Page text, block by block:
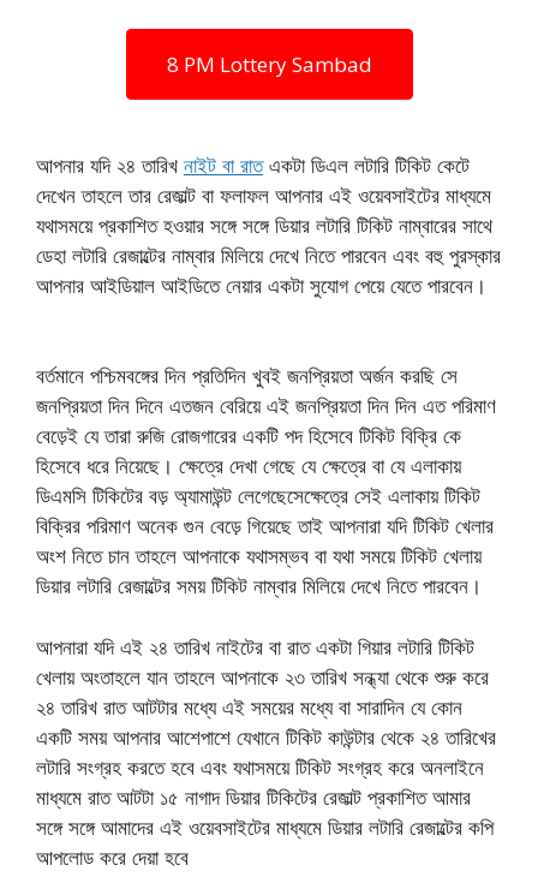
8 PM Lottery Sambad
আপনার যদি ২৪ তারিখ নাইট বা রাতএকটা ডিএল লটারি টিকিট কেটে
দেখেন তাহলে তার রেজাল্ট বা ফলাফল আপনার এই ওয়েবসাইটের মাধ্যমে
যথাসময়ে প্রকাশিত হওয়ার সঙ্গে সঙ্গে ডিয়ার লটারি টিকিট নাম্বারের সাথে
ডেহা লটারি রেজাল্টের নাম্বার মিলিয়ে দেখে নিতে পারবেন এবং বহু পুরস্কার
আপনার আইডিয়াল আইডিতে নেয়ার একটা সুযোগ পেয়ে যেতে পারবেন।
বর্তমানে পশ্চিমবঙ্গের দিন প্রতিদিন খুবই জনপ্রিয়তা অর্জন করছি সে
জনপ্রিয়তা দিন দিনে এতজন বেরিয়ে এই জনপ্রিয়তা দিন দিন এত পরিমাণ
বেড়েই যে তারা রুজি রোজগারের একটি পদ হিসেবে টিকিট বিক্রি কে
হিসেবে ধরে নিয়েছে। ক্ষেত্রে দেখা গেছে যে ক্ষেত্রে বা যে এলাকায়
ডিএমসি টিকিটের বড় অ্যামাউন্ট লেগেছেসেক্ষেত্রে সেই এলাকায় টিকিট
বিক্রির পরিমাণ অনেক গুন বেড়ে গিয়েছে তাই আপনারা যদি টিকিট খেলার
অংশ নিতে চান তাহলে আপনাকে যথাসম্ভব বা যথা সময়ে টিকিট খেলায়
ডিয়ার লটারি রেজাল্টের সময় টিকিট নাম্বার মিলিয়ে দেখে নিতে পারবেন।
আপনারা যদি এই ২৪ তারিখ নাইটের বা রাত একটা গিয়ার লটারি টিকিট
খেলায় অংতাহলে যান তাহলে আপনাকে ২৩ তারিখ সন্ধ্যা থেকে শুরু করে
২৪ তারিখ রাত আটটার মধ্যে এই সময়ের মধ্যে বা সারাদিন যে কোন
একটি সময় আপনার আশেপাশে যেখানে টিকিট কাউন্টার থেকে ২৪ তারিখের
লটারি সংগ্রহ করতে হবে এবং যথাসময়ে টিকিট সংগ্রহ করে অনলাইনে
মাধ্যমে রাত আটটা ১৫ নাগাদ ডিয়ার টিকিটের রেজাল্ট প্রকাশিত আমার
সঙ্গে সঙ্গে আমাদের এই ওয়েবসাইটের মাধ্যমে ডিয়ার লটারি রেজাল্টের কপি
আপলোড করে দেয়া হবে